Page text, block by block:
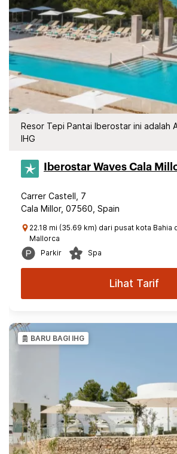
Resor Tepi Pantai Iberostar ini adalah
IHG
Iberostar Waves Cala
Carrer Castell, 7
Cala Millor, 07560, Spain
22.18 mi (35.69 km) dari pusat kota Bahia
Mallorca
Parkir
Spa
Lihat Tarif
BARU BAGI IHG